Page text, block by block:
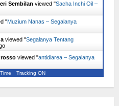
Sembilan viewed "Sacha Inchi Oil –
"Muzium Nanas – Segalanya
viewed "Segalanya Tentang
viewed "antidiarea – Segalanya
Tracking ON